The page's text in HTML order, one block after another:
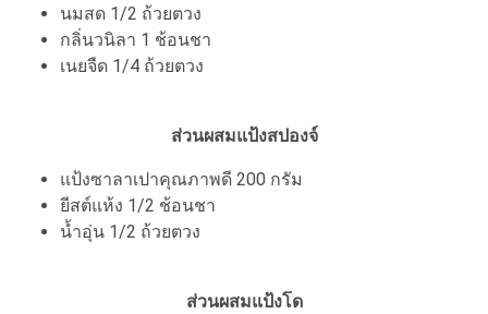
นมสด 1/2 ถ้วยตวง
กลิ่นวนิลา 1 ช้อนชา
เนยจืด 1/4 ถ้วยตวง
ส่วนผสมแป้งสปองจ์
แป้งซาลาเปาคุณภาพดี 200 กรัม
ยีสต์แห้ง 1/2 ช้อนชา
น้ำอุ่น 1/2 ถ้วยตวง
ส่วนผสมแป้งโด